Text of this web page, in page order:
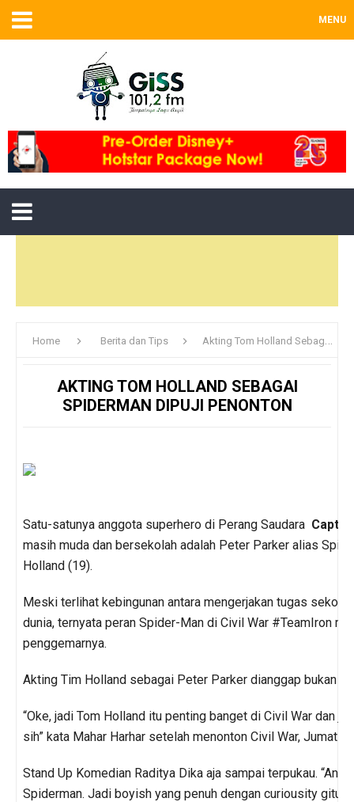
MENU
Home Berita dan Tips Akting Tom Holland Sebagai Spiderman Dipuji Penonton
AKTING TOM HOLLAND SEBAGAI
SPIDERMAN DIPUJI PENONTON
Satu-satunya anggota superhero di Perang Saudara
masih muda dan bersekolah adalah Peter Parker alias
Holland (19).
Meski terlihat kebingunan antara mengerjakan tugas
dunia, ternyata peran Spider-Man di Civil War #TeamIron
penggemarnya.
Akting Tim Holland sebagai Peter Parker dianggap bukan
“Oke, jadi Tom Holland itu penting banget di Civil War dan
sih” kata Mahar Harhar setelah menonton Civil War, Jumat
Stand Up Komedian Raditya Dika aja sampai terpukau.
Spiderman. Jadi boyish yang penuh dengan curiousity gitu.